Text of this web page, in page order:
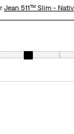
Jean 511™ Slim -
égal à Très petit et 7